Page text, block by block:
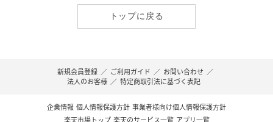
トップに戻る
新規会員登録 ／ ご利用ガイド ／ お問い合わせ ／
法人のお客様 ／ 特定商取引法に基づく表記
企業情報 個人情報保護方針 事業者様向け個人情報保護方針
楽天市場トップ 楽天のサービス一覧 アプリ一覧